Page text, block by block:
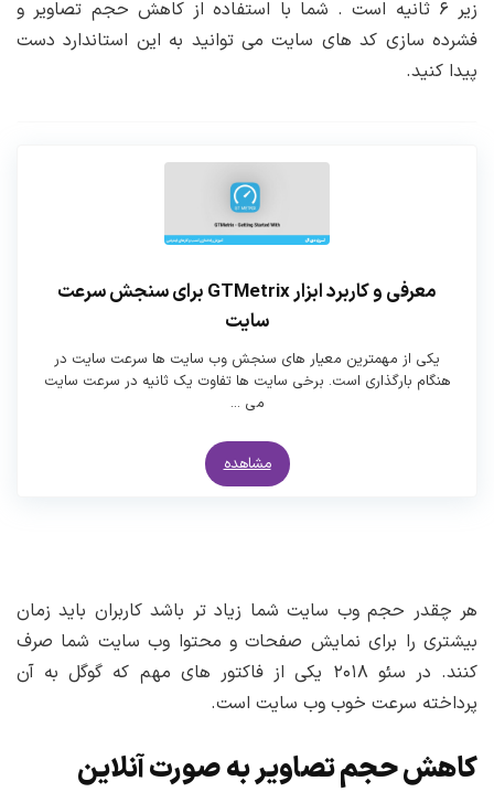
زیر ۶ ثانیه است . شما با استفاده از کاهش حجم تصاویر و
فشرده سازی کد های سایت می توانید به این استاندارد دست
پیدا کنید.
معرفی و کاربرد ابزار GTMetrix برای سنجش سرعت
سایت
یکی از مهمترین معیار های سنجش وب سایت ها سرعت سایت در
هنگام بارگذاری است. برخی سایت ها تفاوت یک ثانیه در سرعت سایت
می ...
مشاهده
هر چقدر حجم وب سایت شما زیاد تر باشد کاربران باید زمان
بیشتری را برای نمایش صفحات و محتوا وب سایت شما صرف
کنند. در سئو ۲۰۱۸ یکی از فاکتور های مهم که گوگل به آن
پرداخته سرعت خوب وب سایت است.
کاهش حجم تصاویر به صورت آنلاین